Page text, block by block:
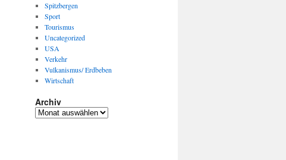
Spitzbergen
Sport
Tourismus
Uncategorized
USA
Verkehr
Vulkanismus/ Erdbeben
Wirtschaft
Archiv
Archiv